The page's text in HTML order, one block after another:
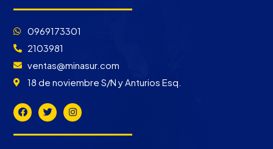
0969173301
2103981
ventas@minasur.com
18 de noviembre S/N y Anturios Esq.